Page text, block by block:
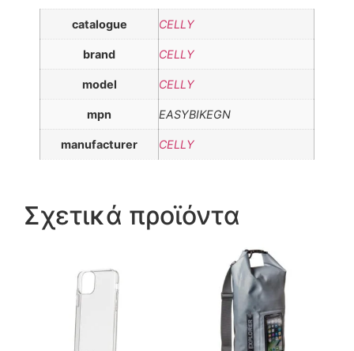
catalogue CELLY
brand CELLY
model CELLY
mpn EASYBIKEGN
manufacturer CELLY
Σχετικά προϊόντα